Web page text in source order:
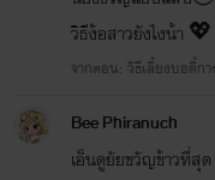
วิธีง้อสาวยังไงน้า 💖
จากตอน: วิธีเลี้ย
Bee Phiranuch
เอ็นดูยัยขวัญข้าวที่สุ